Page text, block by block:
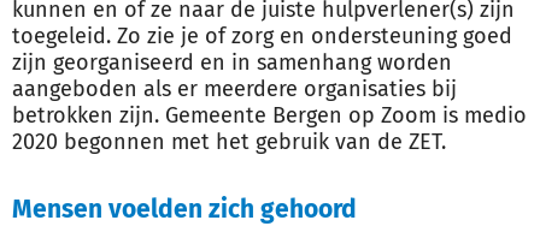
kunnen en of ze naar de juiste hulpverlener(s) zijn
toegeleid. Zo zie je of zorg en ondersteuning goed
zijn georganiseerd en in samenhang worden
aangeboden als er meerdere organisaties bij
betrokken zijn. Gemeente Bergen op Zoom is medio
2020 begonnen met het gebruik van de ZET.
Mensen voelden zich gehoord